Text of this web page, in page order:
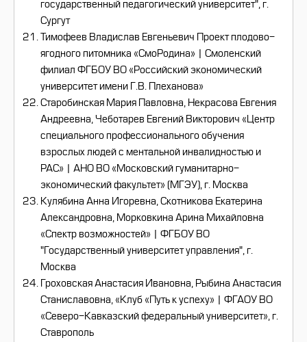
государственный педагогический университет", г.
Сургут
Тимофеев Владислав Евгеньевич Проект плодово-
ягодного питомника «СмоРодина» | Смоленский
филиал ФГБОУ ВО «Российский экономический
университет имени Г.В. Плеханова»
Старобинская Мария Павловна, Некрасова Евгения
Андреевна, Чеботарев Евгений Викторович «Центр
специального профессионального обучения
взрослых людей с ментальной инвалидностью и
РАС» | АНО ВО «Московский гуманитарно-
экономический факультет» (МГЭУ), г. Москва
Кулябина Анна Игоревна, Скотникова Екатерина
Александровна, Морковкина Арина Михайловна
«Спектр возможностей» | ФГБОУ ВО
"Государственный университет управления", г.
Москва
Гроховская Анастасия Ивановна, Рыбина Анастасия
Станиславовна, «Клуб «Путь к успеху» | ФГАОУ ВО
«Северо-Кавказский федеральный университет», г.
Ставрополь